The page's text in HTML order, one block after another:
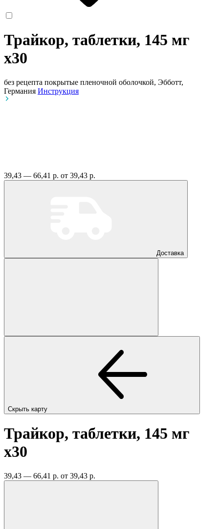
Трайкор, таблетки, 145 мг
x30
без рецепта покрытые пленочной оболочкой, Эбботт,
Германия Инструкция
39,43 — 66,41 р. от 39,43 р.
Доставка
Скрыть карту
Трайкор, таблетки, 145 мг
x30
39,43 — 66,41 р. от 39,43 р.